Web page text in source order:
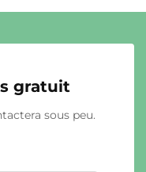
gratuit
sous peu.